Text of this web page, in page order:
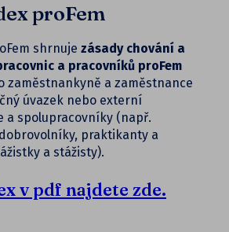
proFem
shrnuje zásady chování a
a pracovníků proFem
zaměstnankyně a zaměstnance
úvazek nebo externí
a spolupracovníky (např.
praktikanty a
a stážisty).
v pdf najdete zde.